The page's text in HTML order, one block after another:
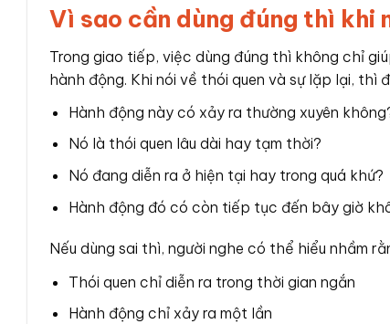
Vì sao cần dùng đúng thì khi
Trong giao tiếp, việc dùng đúng thì không chỉ
hành động. Khi nói về thói quen và sự lặp lại, thì
Hành động này có xảy ra thường xuyên
Nó là thói quen lâu dài hay tạm thời?
Nó đang diễn ra ở hiện tại hay trong quá khứ?
Hành động đó có còn tiếp tục đến bây giờ
Nếu dùng sai thì, người nghe có thể hiểu nhầm
Thói quen chỉ diễn ra trong thời gian ngắn
Hành động chỉ xảy ra một lần